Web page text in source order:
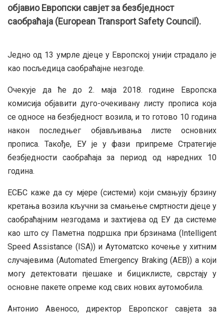
објавио Европски савјет за безбједност
саобраћаја (European Transport Safety Council).
Једно од 13 умрле дјеце у Европској унији страдало је
као посљедица саобраћајне незгоде.
Очекује да ће до 2. маја 2018. године Европска
комисија објавити дуго-очекивану листу прописа која
се односе на безбједност возила, и то готово 10 година
након последњег објављивања листе основних
прописа. Такође, ЕУ је у фази припреме Стратегије
безбједности саобраћаја за период од наредних 10
година.
ЕСБС каже да су мјере (системи) који смањују брзину
кретања возила кључни за смањење смртности дјеце у
саобраћајним незгодама и захтијева од ЕУ да системе
као што су Паметна подршка при брзинама (Intelligent
Speed Assistance (ISA)) и Аутоматско кочење у хитним
случајевима (Automated Emergency Braking (AEB)) а који
могу детектовати пјешаке и бициклисте, сврстају у
основне пакете опреме код свих нових аутомобила.
Антонио Авеносо, директор Европског савјета за